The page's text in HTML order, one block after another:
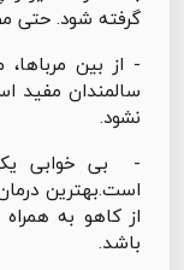
گرفته شود. حتی
- از بین
سالمندان مفید
نشود.
- بی خوابی یک
است.بهترین
از کاهو به
باشد.